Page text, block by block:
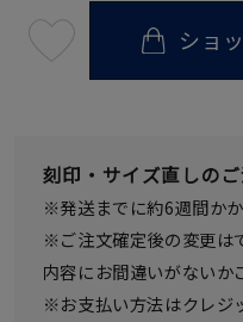
08
送
¥17,600
ショ
刻印・サイズ直しの
※発送までに約6週間かか
※ご注文確定後の変更は
内容にお間違いがないか
※お支払い方法はクレジ